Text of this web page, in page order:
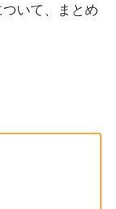
いて、まとめ